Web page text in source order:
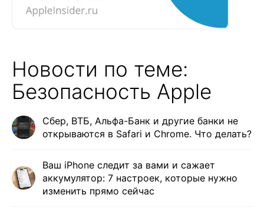
Новости по теме:
Безопасность Apple
Сбер, ВТБ, Альфа-Банк и другие банки не
открываются в Safari и Сhrome. Что делать?
Ваш iPhone следит за вами и сажает
аккумулятор: 7 настроек, которые нужно
изменить прямо сейчас